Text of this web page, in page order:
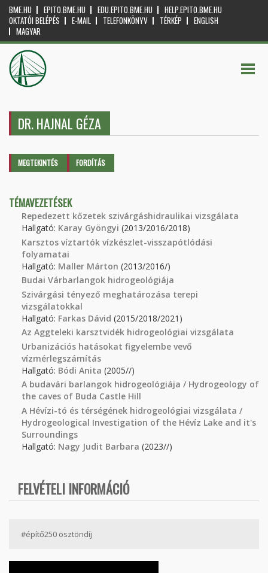
BME.HU EPITO.BME.HU EDU.EPITO.BME.HU
HELP.EPITO.BME.HU
OKTATÓI BELÉPÉS
E-MAIL TELEFONKÖNYV TÉRKÉP
ENGLISH
MAGYAR
DR. HAJNAL GÉZA
Elsődleges fülek
MEGTEKINTÉS (AKTÍVFORDÍTÁS
TÉMAVEZETÉSEK
Repedezett kőzetek szivárgáshidraulikai vizsgálata
Hallgató: Karay Gyöngyi (2013/2016/2018)
Karsztos víztartók vízkészlet-visszapótlódási
folyamatai
Hallgató: Maller Márton (2013/2016/)
Budai Várbarlangok hidrogeológiája
Szivárgási tényező meghatározása terepi
vizsgálatokkal
Hallgató: Farkas Dávid (2015/2018/2021)
Az Aggteleki karsztvidék hidrogeológiai vizsgálata
Urbanizációs hatásokat figyelembe vevő
vízmérlegszámítás
Hallgató: Bódi Anita (2005//)
A budavári barlangok hidrogeológiája / Hydrogeology of
the caves of Buda Castle Hill
A Hévízi-tó és térségének hidrogeológiai vizsgálata /
Hydrogeological Investigation of the Hévíz Lake and it's
Surroundings
Hallgató: Nagy Judit Barbara (2023//)
FELVÉTELI INFORMÁCIÓ
#építő250 ösztöndíj